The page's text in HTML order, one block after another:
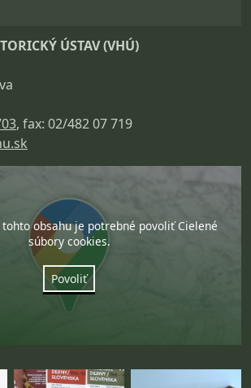
ÚSTAV (VHÚ)
, fax: 02/482 07 719
tohto obsahu je potrebné povoliť Cielené
súbory cookies.
Povoliť